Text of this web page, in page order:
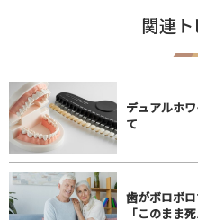
関連
デュアルホ
て
歯がボロボ
「このまま